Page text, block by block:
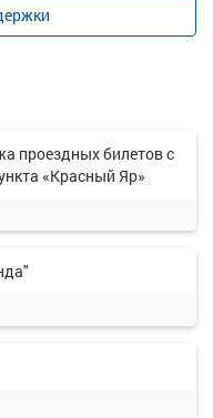
проездных билетов с
«Красный Яр»